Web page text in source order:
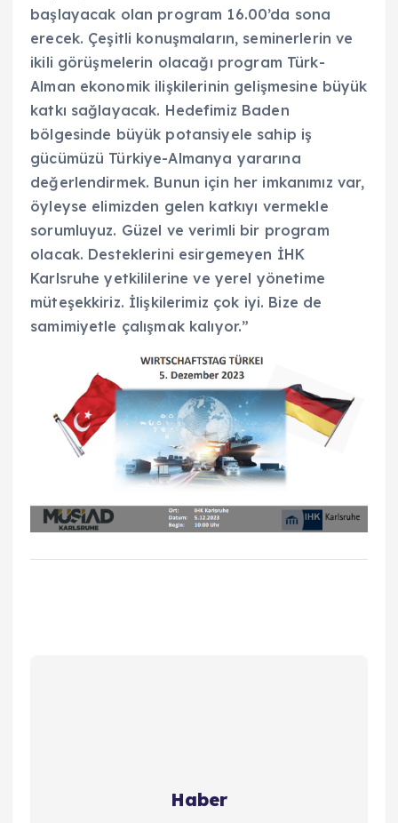
başlayacak olan program 16.00’da sona
erecek. Çeşitli konuşmaların, seminerlerin ve
ikili görüşmelerin olacağı program Türk-
Alman ekonomik ilişkilerinin gelişmesine büyük
katkı sağlayacak. Hedefimiz Baden
bölgesinde büyük potansiyele sahip iş
gücümüzü Türkiye-Almanya yararına
değerlendirmek. Bunun için her imkanımız var,
öyleyse elimizden gelen katkıyı vermekle
sorumluyuz. Güzel ve verimli bir program
olacak. Desteklerini esirgemeyen İHK
Karlsruhe yetkililerine ve yerel yönetime
müteşekkiriz. İlişkilerimiz çok iyi. Bize de
samimiyetle çalışmak kalıyor.”
Haber